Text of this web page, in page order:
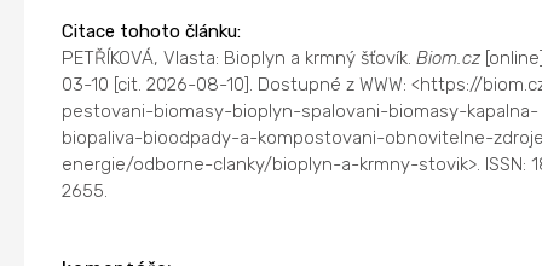
Citace tohoto článku:
PETŘÍKOVÁ, Vlasta: Bioplyn a krmný šťovík.Biom.cz
03-10 [cit. 2026-08-10]. Dostupné z WWW: <https://
pestovani-biomasy-bioplyn-spalovani-biomasy-kapalna-
biopaliva-bioodpady-a-kompostovani-obnovitelne-
energie/odborne-clanky/bioplyn-a-krmny-stovik>. ISSN:
2655.